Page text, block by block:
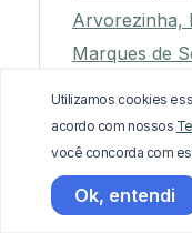
Arvorezinha,
Marques de
Jacutinga, RS
Pedras Altas,
Boqueirão do
Tupanciretã,
Utilizamos cookies
acordo com nossos
você concorda com
Ok, entendi